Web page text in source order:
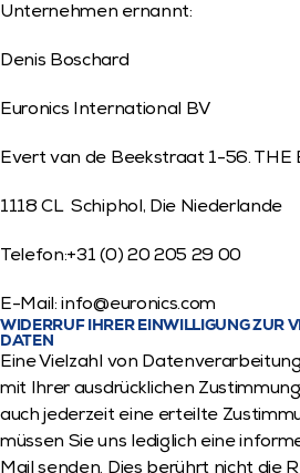
Unternehmen ernannt:
Denis Boschard
Euronics International BV
Evert van de Beekstraat 1-56. THE
1118 CL  Schiphol, Die Niederlande
Telefon:+31 (0) 20 205 29 00
E-Mail: info@euronics.com
WIDERRUF IHRER EINWILLIGUNG ZUR
DATEN
Eine Vielzahl von
mit Ihrer ausdrücklichen
auch jederzeit eine erteilte
müssen Sie uns lediglich eine
Mail senden. Dies berührt nicht die